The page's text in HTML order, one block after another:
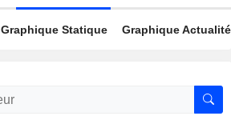
Graphique Statique Graphique